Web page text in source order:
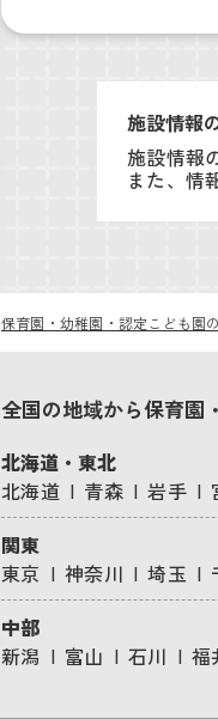
施設情報
施設情報
また、情
保育園・幼稚園・認定こども園
全国の地域から保育園
北海道・東北
北海道
青森 岩手
関東
東京
神奈川 埼玉
中部
新潟
富山 石川 福